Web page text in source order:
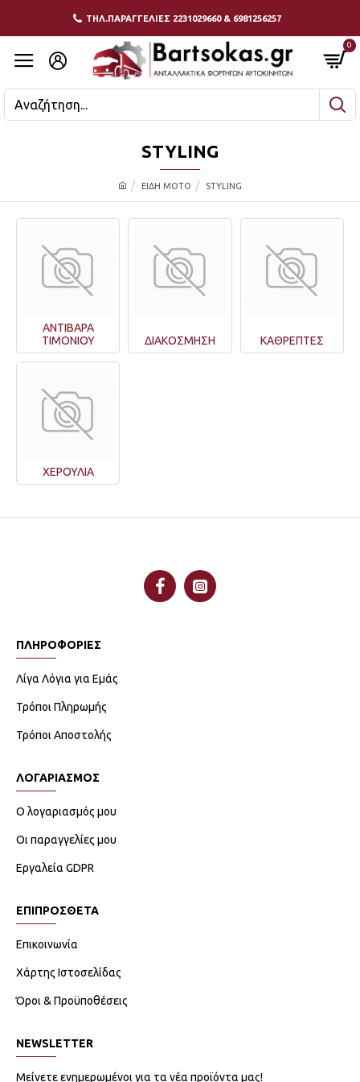
ΤΗΛ.ΠΑΡΑΓΓΕΛΙΕΣ 2231029660 & 6981256257
0
ΕΙΔΗ ΜΟΤΟ STYLING
STYLING
ΑΝΤΙΒΑΡΑ
ΤΙΜΟΝΙΟΥ
ΔΙΑΚΟΣΜΗΣΗ ΚΑΘΡΕΠΤΕΣ
ΧΕΡΟΥΛΙΑ
ΠΛΗΡΟΦΟΡΙΕΣ
Λίγα Λόγια για Εμάς
Τρόποι Πληρωμής
Τρόποι Αποστολής
ΛΟΓΑΡΙΑΣΜΟΣ
Ο λογαριασμός μου
Οι παραγγελίες μου
Εργαλεία GDPR
ΕΠΙΠΡΟΣΘΕΤΑ
Επικοινωνία
Χάρτης Ιστοσελίδας
Όροι & Προϋποθέσεις
NEWSLETTER
Μείνετε ενημερωμένοι για τα νέα προϊόντα μας!